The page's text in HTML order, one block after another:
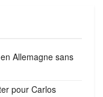
Allemagne sans
pour Carlos